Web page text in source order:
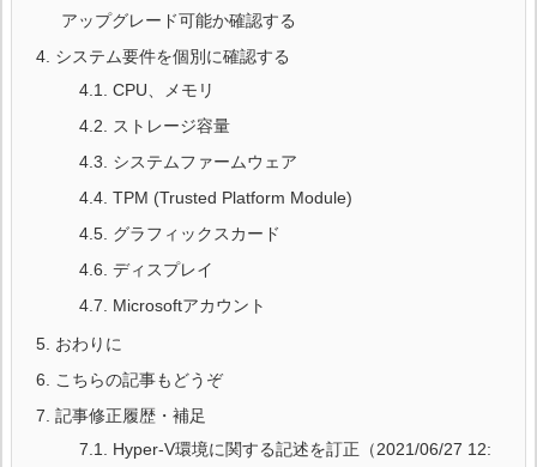
アップグレード可能か確認する
4. システム要件を個別に確認する
4.1.
CPU、メモリ
4.2.
ストレージ容量
4.3.
システムファームウェア
4.4. TPM (Trusted Platform Module)
4.5. グラフィックスカード
4.6. ディスプレイ
4.7.
Microsoftアカウント
5. おわりに
6.
こちらの記事もどうぞ
7. 記事修正履歴・補足
7.1.
Hyper-V環境に関する記述を訂正（2021/06/27 12: